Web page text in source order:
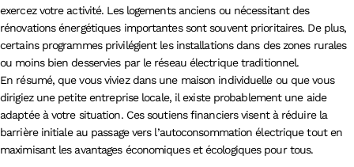
exercez votre activité. Les logements anciens ou nécessitant des
rénovations énergétiques importantes sont souvent prioritaires. De plus,
certains programmes privilégient les installations dans des zones rurales
ou moins bien desservies par le réseau électrique traditionnel.
En résumé, que vous viviez dans une maison individuelle ou que vous
dirigiez une petite entreprise locale, il existe probablement une aide
adaptée à votre situation. Ces soutiens financiers visent à réduire la
barrière initiale au passage vers l’autoconsommation électrique tout en
maximisant les avantages économiques et écologiques pour tous.